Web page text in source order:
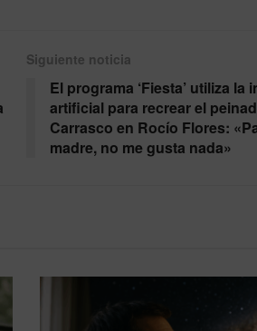
Siguiente noticia
El programa ‘Fiesta’ utiliza la
artificial para recrear el
Carrasco en Rocío Flores:
madre, no me gusta nada»